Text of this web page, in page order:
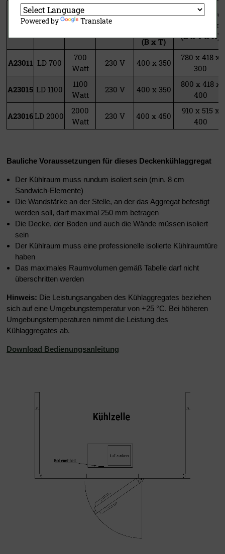
Art.Nr. Modell
Kälte-
Betriebs-
Decken-
(B x T)
Gerät in mm
(B x T x H)
A23011 LD 700
700
Watt
230 V 400 x 350
780 x 418 x
300
A23015 LD 1100
1100
Watt
230 V 400 x 350
800 x 418 x
400
A23016LD 2000
2000
Watt
230 V 400 x 450
910 x 515 x
400
Bauliche Voraussetzungen für dieses Deckenkühlaggregat
Der Kühlraum muss rundum isoliert sein (min. 8 cm
Sandwich-Elemente)
Die Wandstärke an der Stelle, an der das Aggregat befestigt
werden soll, darf maximal 250 mm betragen
Die Decke, der Boden und auch die Wände müssen isoliert
sein
Der Kühlraum muss eine professionelle isolierte Kühlraumtüre
haben
Das maximales Raumvolumen gemäß Tabelle darf nicht
überschritten werden
Hinweis: Die Leistungsangaben des Kühlaggregates beziehen
sich auf eine Umgebungstemperatur von +25 °C. Bei höheren
Umgebungstemperaturen nimmt die Leistung des
Kühlaggregates ab.
Download Bedienungsanleitung
Powered by Translate